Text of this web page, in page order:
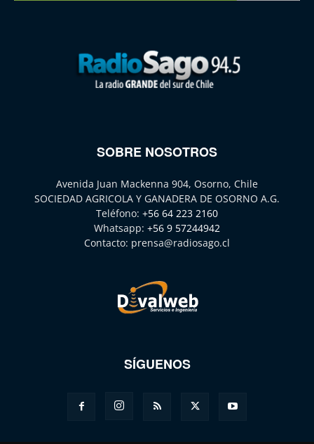
SOBRE NOSOTROS
Avenida Juan Mackenna 904, Osorno, Chile
SOCIEDAD AGRICOLA Y GANADERA DE OSORNO A.G.
Teléfono: +56 64 223 2160
Whatsapp: +56 9 57244942
Contacto: prensa@radiosago.cl
SÍGUENOS